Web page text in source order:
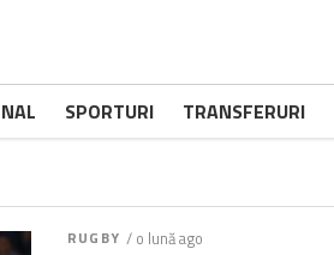
SPORTURI TRANSFERURI
RUGBY / o lună ago